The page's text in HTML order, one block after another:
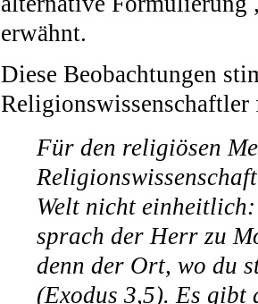
erwähnt.
Diese Beobachtungen
Religionswissenschaftler
Für den religiösen
Welt nicht
sprach der Herr zu
denn der Ort, wo du
(Exodus 3,5). Es gibt